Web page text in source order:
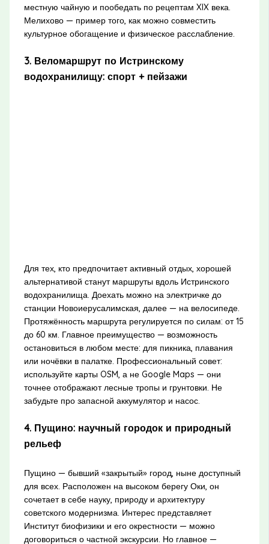
местную чайную и пообедать по рецептам XIX века.
Мелихово — пример того, как можно совместить
культурное обогащение и физическое расслабление.
3. Веломаршрут по Истринскому
водохранилищу: спорт + пейзажи
Для тех, кто предпочитает активный отдых, хорошей
альтернативой станут маршруты вдоль Истринского
водохранилища. Доехать можно на электричке до
станции Новоиерусалимская, далее — на велосипеде.
Протяжённость маршрута регулируется по силам: от 15
до 60 км. Главное преимущество — возможность
остановиться в любом месте: для пикника, плавания
или ночёвки в палатке. Профессиональный совет:
используйте карты OSM, а не Google Maps — они
точнее отображают лесные тропы и грунтовки. Не
забудьте про запасной аккумулятор и насос.
4. Пущино: научный городок и природный
рельеф
Пущино — бывший «закрытый» город, ныне доступный
для всех. Расположен на высоком берегу Оки, он
сочетает в себе науку, природу и архитектуру
советского модернизма. Интерес представляет
Институт биофизики и его окрестности — можно
договориться о частной экскурсии. Но главное —